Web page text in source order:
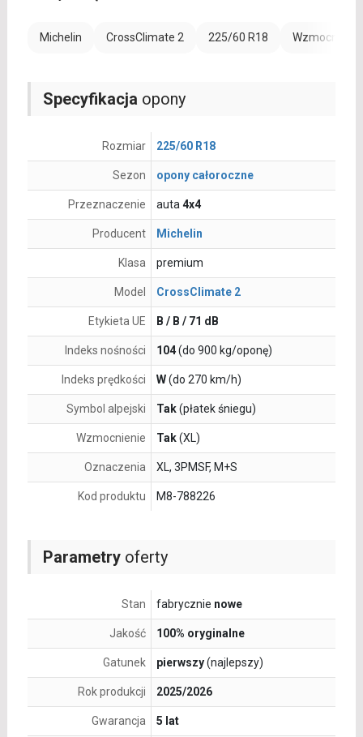
Michelin CrossClimate 2 225/60 R18
Parametryoferty
Stan fabrycznie nowe
Jakość 100% oryginalne
Gatunek pierwszy(najlepszy)
Rok produkcji 2025/2026
Gwarancja 5 lat
Specyfikacja opony
Rozmiar 225/60 R18
Sezon opony całoroczne
Przeznaczenie auta 4x4
Producent Michelin
Klasa premium
Model CrossClimate 2
Etykieta UE B / B / 71 dB
Indeks nośności 104(do 900 kg/oponę)
Indeks prędkości W(do 270 km/h)
Symbol alpejski Tak(płatek śniegu)
Wzmocnienie Tak(XL)
Oznaczenia XL, 3PMSF, M+S
Kod produktu M8-788226